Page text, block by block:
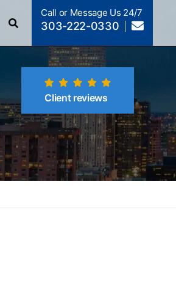
Call or Message Us 24/7
303-222-0330
Client reviews